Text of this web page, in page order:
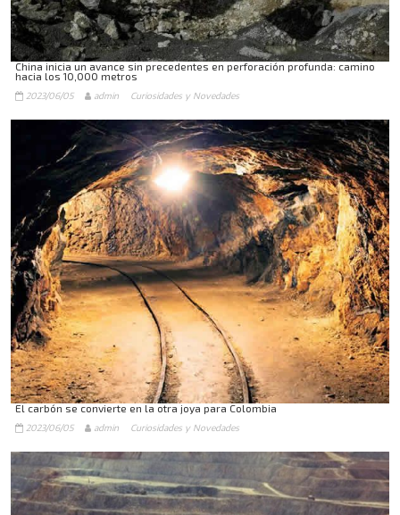
China inicia un avance sin precedentes en perforación profunda: camino
hacia los 10,000 metros
2023/06/05 admin Curiosidades y Novedades
El carbón se convierte en la otra joya para Colombia
2023/06/05 admin Curiosidades y Novedades